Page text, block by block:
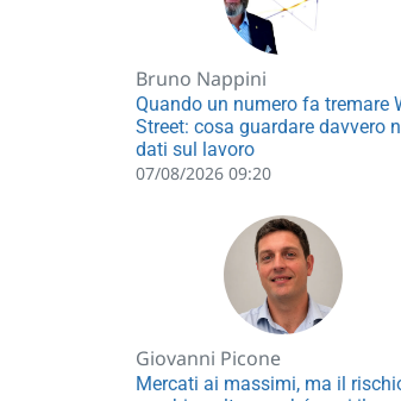
Bruno Nappini
Quando un numero fa tremare
Street: cosa guardare davvero
dati sul lavoro
07/08/2026 09:20
Giovanni Picone
Mercati ai massimi, ma il